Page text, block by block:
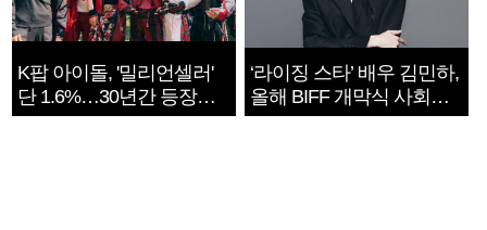
K팝 아이돌, '밀리언셀러'
단 1.6%…30년간 등장
1182개팀 전수조사
‘라이징 스타’ 배우 김민하,
올해 BIFF 개막식 사회자
확정